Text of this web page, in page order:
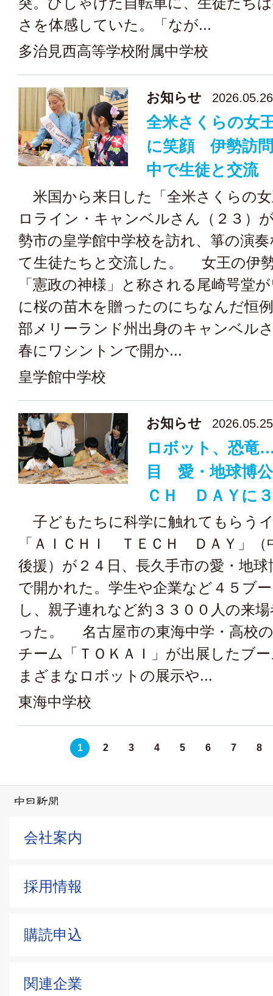
さを体感していた。「なが...
多治見西高等学校附属中学校
お知らせ 2026.05.26
全米さくらの女
に笑顔 伊勢訪
中で生徒と交流
米国から来日した「全米さくらの
ロライン・キャンベルさん（２３）
勢市の皇学館中学校を訪れ、箏の演
て生徒たちと交流した。 女王の伊
「憲政の神様」と称される尾崎咢堂
に桜の苗木を贈ったのにちなんだ恒
部メリーランド州出身のキャンベル
春にワシントンで開か...
皇学館中学校
お知らせ 2026.05.25
ロボット、恐
目 愛・地球博
ＣＨ ＤＡＹに
子どもたちに科学に触れてもらう
「ＡＩＣＨＩ ＴＥＣＨ ＤＡＹ」（
後援）が２４日、長久手市の愛・地球
で開かれた。学生や企業など４５ブ
し、親子連れなど約３３００人の来
った。 名古屋市の東海中学・高校
チーム「ＴＯＫＡＩ」が出展したブ
まざまなロボットの展示や...
東海中学校
1 2 3 4 5 6 7 8
会社案内
採用情報
購読申込
関連企業